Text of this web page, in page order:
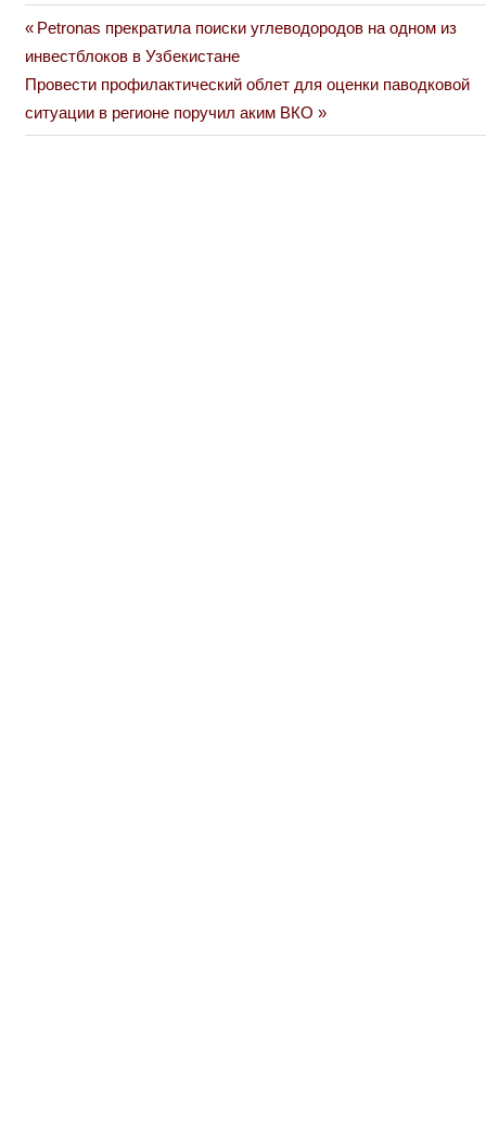
Навигация
по
записям
Previous
Post:
Petronas прекратила поиски углеводородов на одном из
инвестблоков в Узбекистане
Next
Post:
Провести профилактический облет для оценки паводковой
ситуации в регионе поручил аким ВКО